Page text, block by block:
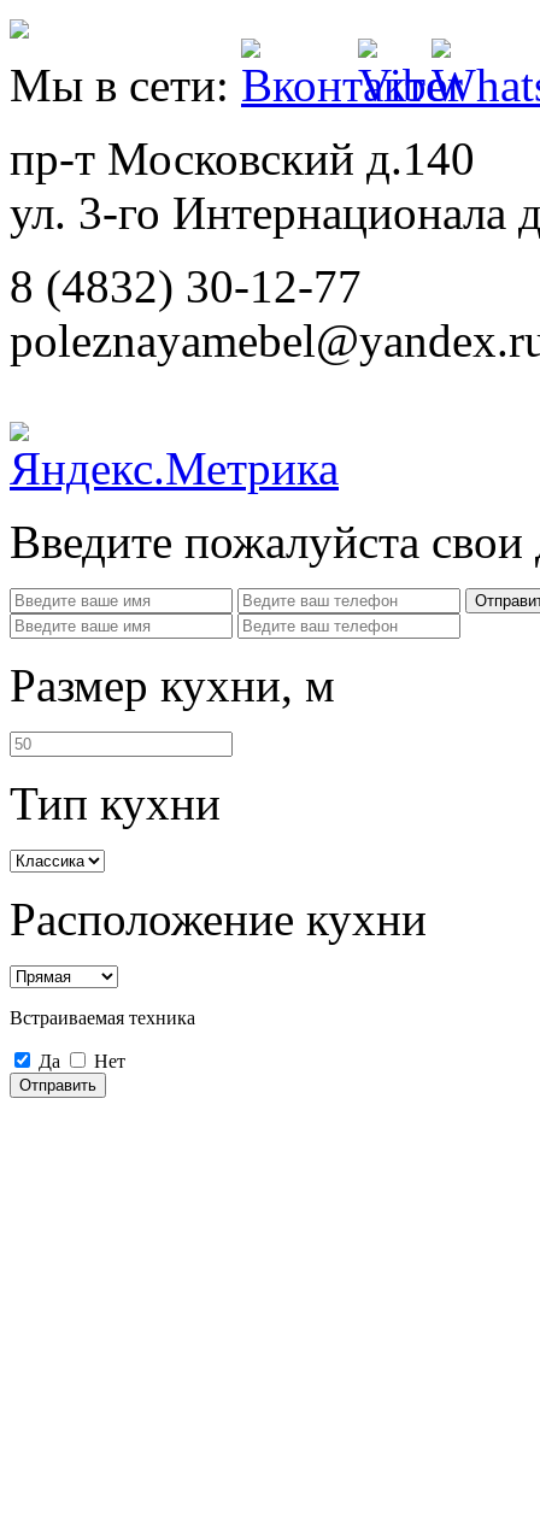
Мы в сети:
пр-т Московский д.140
ул. 3-го Интернационала
8 (4832) 30-12-77
Введите пожалуйста
Размер кухни, м
Тип кухни
Расположение кухни
Встраиваемая техника
Да Нет
Отправить